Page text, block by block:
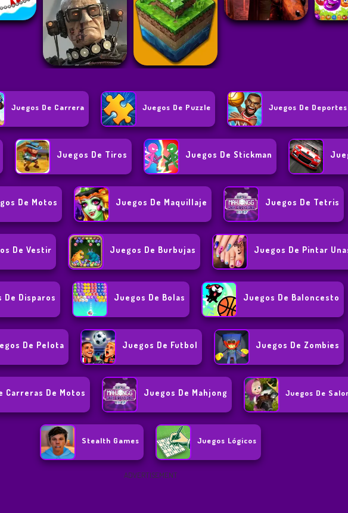
Juegos De Carrera Juegos De Puzzle Juegos De Deportes
Juegos De Tiros Juegos De Stickman
De Motos Juegos De Maquillaje Juegos De Tetris
De Vestir Juegos De Burbujas Juegos De Pintar
De Disparos Juegos De Bolas Juegos De Baloncesto
De Pelota Juegos De Futbol Juegos De Zombies
Carreras De Motos Juegos De Mahjong Juegos De
Stealth Games Juegos Lógicos
ADVERTISEMENT